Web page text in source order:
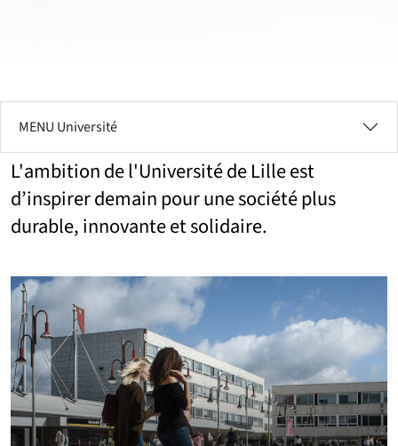
MENU Université
L'ambition de l'Université de Lille est
d’inspirer demain pour une société plus
durable, innovante et solidaire.